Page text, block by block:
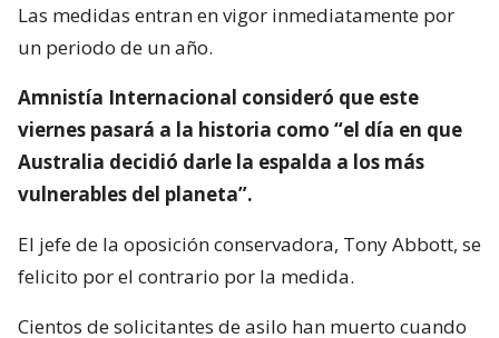
Las medidas entran en vigor inmediatamente por
un periodo de un año.
Amnistía Internacional consideró que este
viernes pasará a la historia como “el día en que
Australia decidió darle la espalda a los más
vulnerables del planeta”.
El jefe de la oposición conservadora, Tony Abbott, se
felicito por el contrario por la medida.
Cientos de solicitantes de asilo han muerto cuando